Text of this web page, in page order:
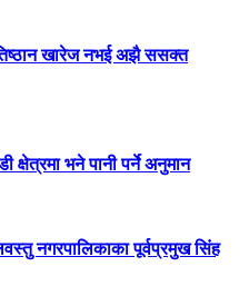
खारेज नभई अझै ससक्त
क्षेत्रमा भने पानी पर्ने अनुमान
नगरपालिकाका पूर्वप्रमुख सिंह